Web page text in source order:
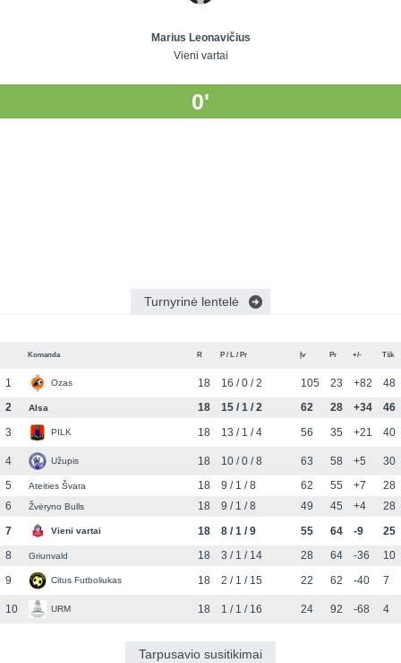
Marius Leonavičius
Vieni vartai
0'
Turnyrinė lentelė
Komanda R P / L / Pr Įv Pr +/- Tšk
1 Ozas 18 16 / 0 / 2 105 23 +82
48
2
Alsa 18 15 / 1 / 2 62 28 +34
46
3
PILK 18 13 / 1 / 4 56 35 +21 40
4 Užupis 18 10 / 0 / 8 63 58 +5
30
5
Ateities Švara 18 9 / 1 / 8 62 55 +7
28
6
Žvėryno Bulls 18 9 / 1 / 8 49 45 +4
28
7
Vieni vartai 18 8 / 1 / 9 55 64 -9
25
8
Griunvald 18 3 / 1 / 14 28 64 -36
10
9
Citus Futboliukas 18 2 / 1 / 15 22 62 -40 7
10 URM 18 1 / 1 / 16 24 92 -68 4
Tarpusavio susitikimai